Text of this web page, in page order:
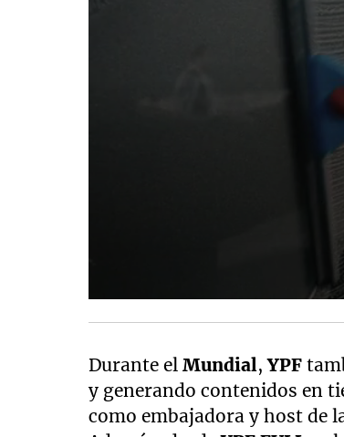
Durante elMundial,YPF
y generando contenidos en
como embajadora y host de